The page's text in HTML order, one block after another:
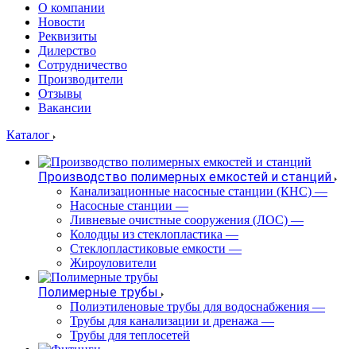
О компании
Новости
Реквизиты
Дилерство
Сотрудничество
Производители
Отзывы
Вакансии
Каталог
Производство полимерных емкостей и станций
Канализационные насосные станции (КНС) —
Насосные станции —
Ливневые очистные сооружения (ЛОС) —
Колодцы из стеклопластика —
Стеклопластиковые емкости —
Жироуловители
Полимерные трубы
Полиэтиленовые трубы для водоснабжения —
Трубы для канализации и дренажа —
Трубы для теплосетей